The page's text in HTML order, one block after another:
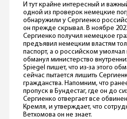
И тут крайне интересный и
одной из проверок немецкие
обнаружили у Сергиенко
он прежде скрывал. В ноябре
Сергиенко получил немецкое
предъявил немецким властям
паспорт, а о российском
обманул министерство
Spiegel пишет, что из-за этого
сейчас пытается лишить
гражданства. Напомним, что
пропуск в Бундестаг, где он до
Сергиенко отвергает все
Кремля, и утверждает, что
Ветхомова он не знает.